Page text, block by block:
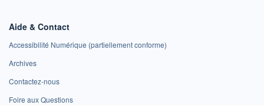
Aide & Contact
Accessibilité Numérique (partiellement conforme)
Archives
Contactez-nous
Foire aux Questions